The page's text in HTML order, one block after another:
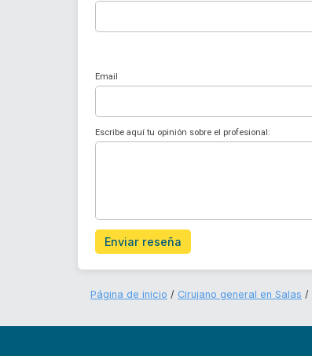
Email
Escribe aquí tu opinión sobre el profesional:
Enviar reseña
Página de inicio Cirujano general en Salas